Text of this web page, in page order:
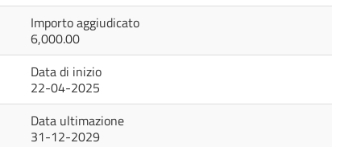
Importo aggiudicato
6,000.00
Data di inizio
22-04-2025
Data ultimazione
31-12-2029